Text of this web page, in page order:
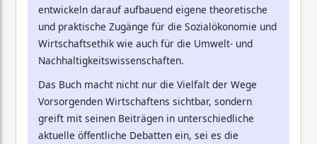
entwickeln darauf aufbauend eigene theoretische
und praktische Zugänge für die Sozialökonomie und
Wirtschaftsethik wie auch für die Umwelt- und
Nachhaltigkeitswissenschaften.
Das Buch macht nicht nur die Vielfalt der Wege
Vorsorgenden Wirtschaftens sichtbar, sondern
greift mit seinen Beiträgen in unterschiedliche
aktuelle öffentliche Debatten ein, sei es die